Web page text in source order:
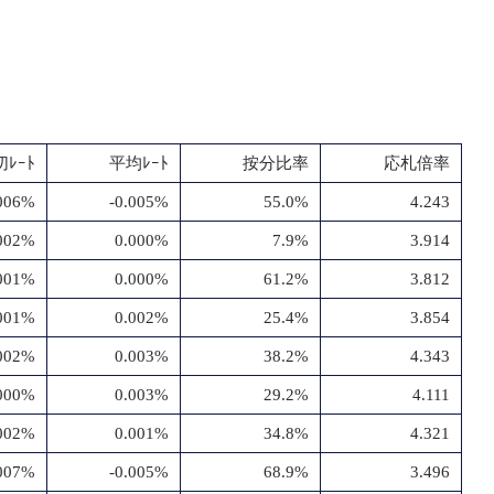
ﾚｰﾄ 平均ﾚｰﾄ 按分比率 応札倍率
-0.005% 55.0% 4.243
0.000% 7.9% 3.914
0.000% 61.2% 3.812
0.002% 25.4% 3.854
0.003% 38.2% 4.343
0.003% 29.2% 4.111
0.001% 34.8% 4.321
-0.005% 68.9% 3.496